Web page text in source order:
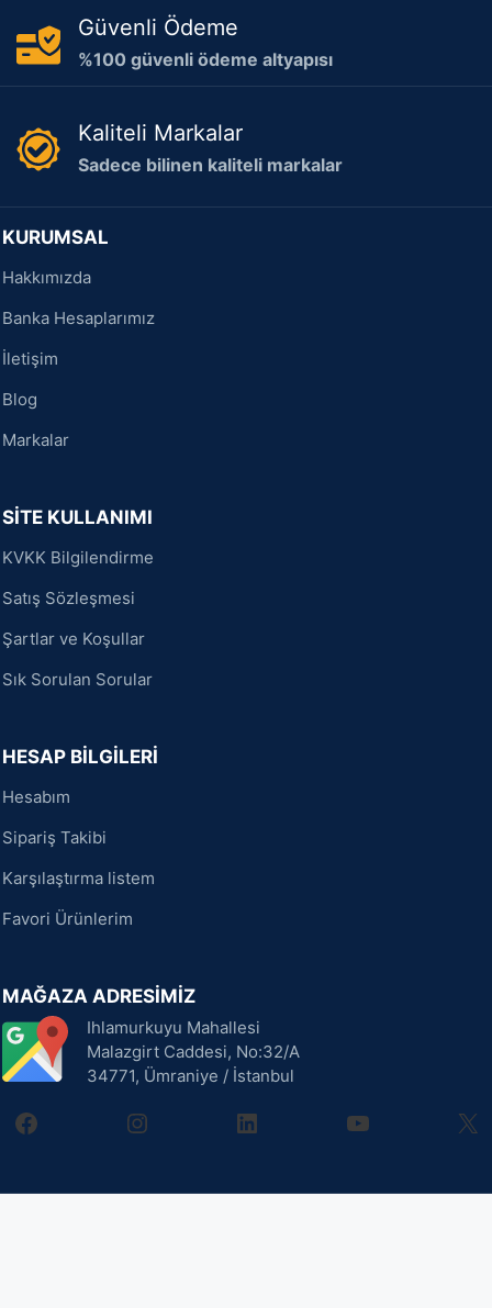
Güvenli Ödeme
%100 güvenli ödeme altyapısı
Kaliteli Markalar
Sadece bilinen kaliteli markalar
KURUMSAL
Hakkımızda
Banka Hesaplarımız
İletişim
Blog
Markalar
SİTE KULLANIMI
KVKK Bilgilendirme
Satış Sözleşmesi
Şartlar ve Koşullar
Sık Sorulan Sorular
HESAP BİLGİLERİ
Hesabım
Sipariş Takibi
Karşılaştırma listem
Favori Ürünlerim
MAĞAZA ADRESİMİZ
Ihlamurkuyu Mahallesi
Malazgirt Caddesi, No:32/A
34771, Ümraniye / İstanbul
facebookinstagramlinkedin youtube X